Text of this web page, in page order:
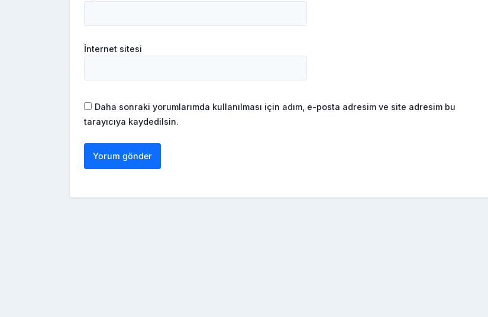
İnternet sitesi
Daha sonraki yorumlarımda kullanılması için adım, e-posta adresim ve site adresim bu
tarayıcıya kaydedilsin.